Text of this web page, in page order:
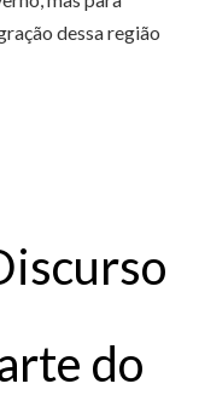
dessa região
do